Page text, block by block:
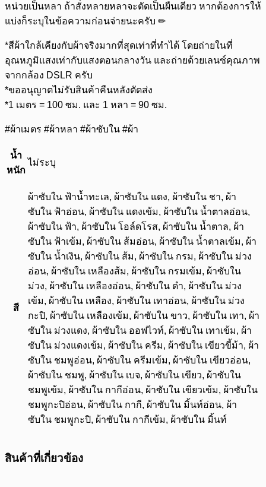
หน่วยเป็นหลา ถ้าสั่งหลายหลาจะตัดเป็นผืนเดียว หากต้องการให้
แบ่งก็ระบุในข้อความก่อนจ่ายนะครับ ✏
*สีผ้าใกล้เคียงกับผ้าจริงมากที่สุดเท่าที่ทำได้ โดยถ่ายในที่
อุณหภูมิแสงเท่ากับแสงตอนกลางวัน และถ่ายด้วยเลนซ์คุณภาพ
จากกล้อง DSLR ครับ
*ขออนุญาตไม่รับสินค้าคืนหลังตัดส่ง
*1 เมตร = 100 ซม. และ 1 หลา = 90 ซม.
#ผ้าเมตร #ผ้าหลา #ผ้าซับใน #ผ้า
น้ำ
หนัก
ไม่ระบุ
สี
ผ้าซับใน ฟ้าน้ำทะเล, ผ้าซับใน แดง, ผ้าซับใน ชา, ผ้า
ซับใน ฟ้าอ่อน, ผ้าซับใน แดงเข้ม, ผ้าซับใน น้ำตาลอ่อน,
ผ้าซับใน ฟ้า, ผ้าซับใน โอล์ดโรส, ผ้าซับใน น้ำตาล, ผ้า
ซับใน ฟ้าเข้ม, ผ้าซับใน ส้มอ่อน, ผ้าซับใน น้ำตาลเข้ม, ผ้า
ซับใน น้ำเงิน, ผ้าซับใน ส้ม, ผ้าซับใน กรม, ผ้าซับใน ม่วง
อ่อน, ผ้าซับใน เหลืองส้ม, ผ้าซับใน กรมเข้ม, ผ้าซับใน
ม่วง, ผ้าซับใน เหลืองอ่อน, ผ้าซับใน ดำ, ผ้าซับใน ม่วง
เข้ม, ผ้าซับใน เหลือง, ผ้าซับใน เทาอ่อน, ผ้าซับใน ม่วง
กะปิ, ผ้าซับใน เหลืองเข้ม, ผ้าซับใน ขาว, ผ้าซับใน เทา, ผ้า
ซับใน ม่วงแดง, ผ้าซับใน ออฟไวท์, ผ้าซับใน เทาเข้ม, ผ้า
ซับใน ม่วงแดงเข้ม, ผ้าซับใน ครีม, ผ้าซับใน เขียวขี้ม้า, ผ้า
ซับใน ชมพูอ่อน, ผ้าซับใน ครีมเข้ม, ผ้าซับใน เขียวอ่อน,
ผ้าซับใน ชมพู, ผ้าซับใน เบจ, ผ้าซับใน เขียว, ผ้าซับใน
ชมพูเข้ม, ผ้าซับใน กากีอ่อน, ผ้าซับใน เขียวเข้ม, ผ้าซับใน
ชมพูกะปิอ่อน, ผ้าซับใน กากี, ผ้าซับใน มิ้นท์อ่อน, ผ้า
ซับใน ชมพูกะปิ, ผ้าซับใน กากีเข้ม, ผ้าซับใน มิ้นท์
สินค้าที่เกี่ยวข้อง